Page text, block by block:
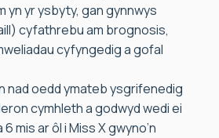
yn yr ysbyty, gan gynnwys
cyfathrebu am brognosis,
cyfyngedig a gofal
nad oedd ymateb ysgrifenedig
cymhleth a godwyd wedi ei
mis ar ôl i Miss X gwyno’n